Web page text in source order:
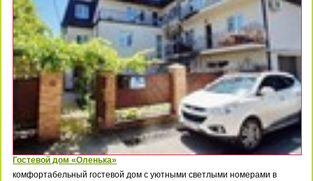
Гостевой дом «Оленька»
комфортабельный гостевой дом с уютными светлыми номерами в